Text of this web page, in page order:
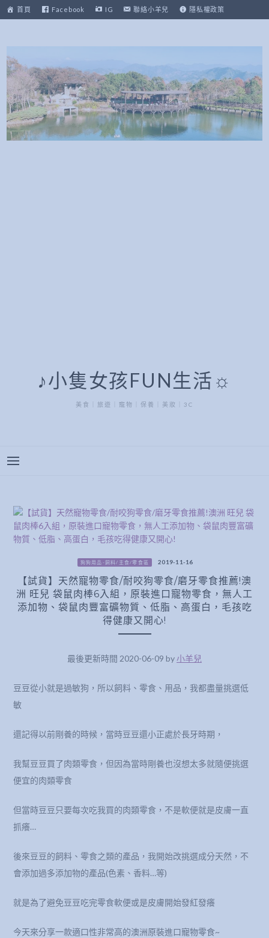
至
內
首頁 Facebook IG 聯絡小羊兒 隱私權政策
♪小隻女孩FUN生活☼
美食｜旅遊｜寵物｜保養｜美妝｜3C
狗狗用品-飼料/主食/零食區 2019-11-16
【試貨】天然寵物零食/耐咬狗零食/磨牙零食推薦!澳
洲 旺兒 袋鼠肉棒6入組，原裝進口寵物零食，無人工
添加物、袋鼠肉豐富礦物質、低脂、高蛋白，毛孩吃
得健康又開心!
最後更新時間 2020-06-09 by 小羊兒
豆豆從小就是過敏狗，所以飼料、零食、用品，我都盡量挑選低
敏
還記得以前剛養的時候，當時豆豆還小正處於長牙時期，
我幫豆豆買了肉類零食，但因為當時剛養也沒想太多就隨便挑選
便宜的肉類零食
但當時豆豆只要每次吃我買的肉類零食，不是軟便就是皮膚一直
抓癢…
後來豆豆的飼料、零食之類的產品，我開始改挑選成分天然，不
會添加過多添加物的產品(色素、香料…等)
就是為了避免豆豆吃完零食軟便或是皮膚開始發紅發癢
今天來分享一款適口性非常高的澳洲原裝進口寵物零食~